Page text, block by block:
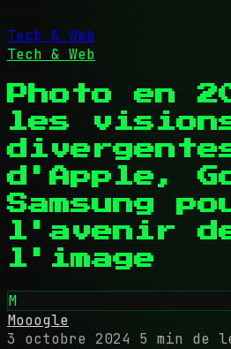
Tech & Web
Tech & Web
Photo en
les
d'Apple,
Samsung
l'avenir
l'image
M
Mooogle
3 octobre 2024 5 min de